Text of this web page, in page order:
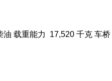
油 载重能力 17,520 千克 车桥